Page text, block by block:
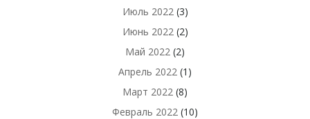
Июль 2022(3)
Июнь 2022(2)
Май 2022 (2)
Апрель 2022 (1)
Март 2022 (8)
Февраль 2022 (10)